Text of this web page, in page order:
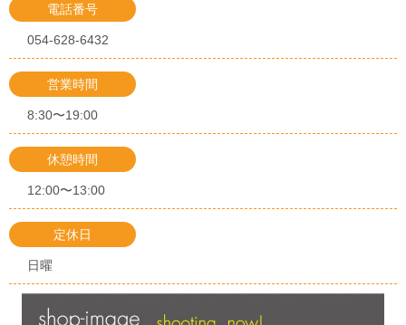
電話番号
054-628-6432
営業時間
8:30〜19:00
休憩時間
12:00〜13:00
定休日
日曜